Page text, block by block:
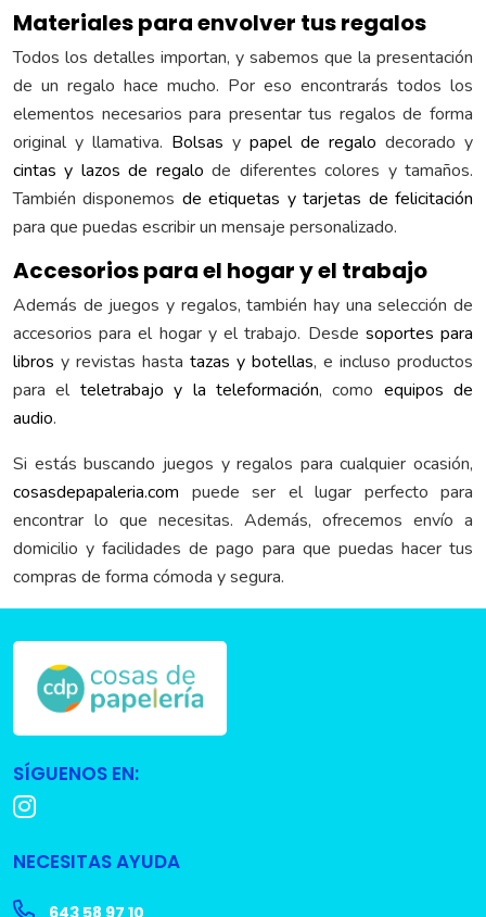
Materiales para envolver tus regalos
Todos los detalles importan, y sabemos que la presentación
de un regalo hace mucho. Por eso encontrarás todos los
elementos necesarios para presentar tus regalos de forma
original y llamativa. Bolsas y papel de regalo decorado y
cintas y lazos de regalo de diferentes colores y tamaños.
También disponemos de etiquetas y tarjetas de felicitación
para que puedas escribir un mensaje personalizado.
Accesorios para el hogar y el trabajo
Además de juegos y regalos, también hay una selección de
accesorios para el hogar y el trabajo. Desde soportes para
libros y revistas hasta tazas y botellas, e incluso productos
para el teletrabajo y la teleformación, como equipos de
audio.
Si estás buscando juegos y regalos para cualquier ocasión,
cosasdepapaleria.com puede ser el lugar perfecto para
encontrar lo que necesitas. Además, ofrecemos envío a
domicilio y facilidades de pago para que puedas hacer tus
compras de forma cómoda y segura.
SÍGUENOS EN:
NECESITAS AYUDA
643 58 97 10